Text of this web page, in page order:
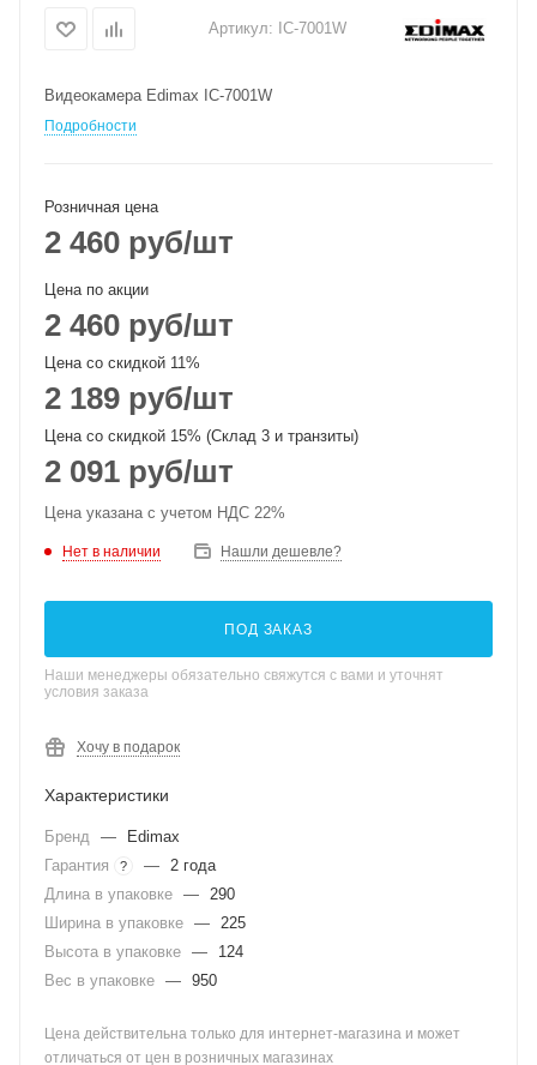
Артикул: IC-7001W
Видеокамера Edimax IC-7001W
Подробности
Розничная цена
2 460 руб/шт
Цена по акции
2 460 руб/шт
Цена со скидкой 11%
2 189 руб/шт
Цена со скидкой 15% (Склад 3 и транзиты)
2 091 руб/шт
Цена указана с учетом НДС 22%
Нет в наличии Нашли дешевле?
ПОД ЗАКАЗ
Наши менеджеры обязательно свяжутся с вами и уточнят
условия заказа
Хочу в подарок
Характеристики
Бренд —
Edimax
Гарантия
? — 2 года
Длина в упаковке — 290
Ширина в упаковке — 225
Высота в упаковке —
124
Вес в упаковке — 950
Цена действительна только для интернет-магазина и может
отличаться от цен в розничных магазинах